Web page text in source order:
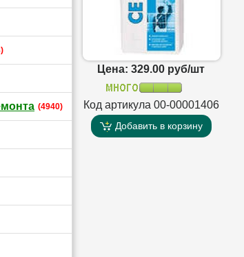
(4940)
Цена: 329.00 руб/шт
Код артикула 00-00001406
Добавить в корзину